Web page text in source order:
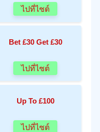
ไปที่ไซต์
Bet £30 Get £30
ไปที่ไซต์
Up To £100
ไปที่ไซต์